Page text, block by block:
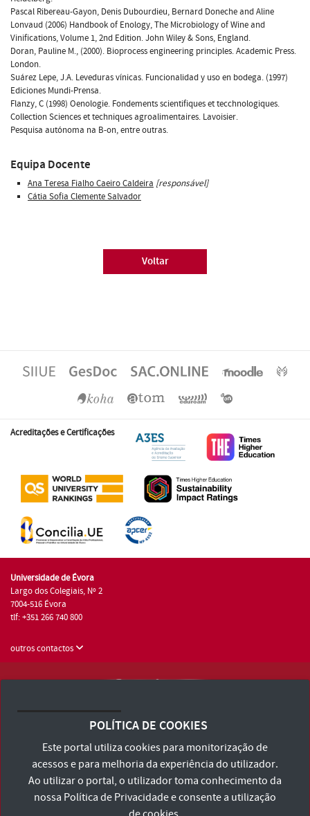
Pascal Ribereau-Gayon, Denis Dubourdieu, Bernard Doneche and Aline
Lonvaud (2006) Handbook of Enology, The Microbiology of Wine and
Vinifications, Volume 1, 2nd Edition. John Wiley & Sons, England.
Doran, Pauline M., (2000). Bioprocess engineering principles. Academic Press.
London.
Suárez Lepe, J.A. Leveduras vínicas. Funcionalidad y uso en bodega. (1997)
Ediciones Mundi-Prensa.
Flanzy, C (1998) Oenologie. Fondements scientifiques et tecchnologiques.
Collection Sciences et techniques agroalimentaires. Lavoisier.
Pesquisa autónoma na B-on, entre outras.
Equipa Docente
Ana Teresa Fialho Caeiro Caldeira [responsável]
Cátia Sofia Clemente Salvador
Voltar
Acreditações e Certificações
Universidade de Évora
Largo dos Colegiais, Nº 2
7004-516 Évora
tlf: +351 266 740 800
outros contactos
Consulte os Termos e Condições e Política de Privacidade
Declaração de Acessibilidade
POLÍTICA DE COOKIES
Este portal utiliza cookies para monitorização de
acessos e para melhoria da experiência do utilizador.
Ao utilizar o portal, o utilizador toma conhecimento da
nossa Política de Privacidadee consente a utilização